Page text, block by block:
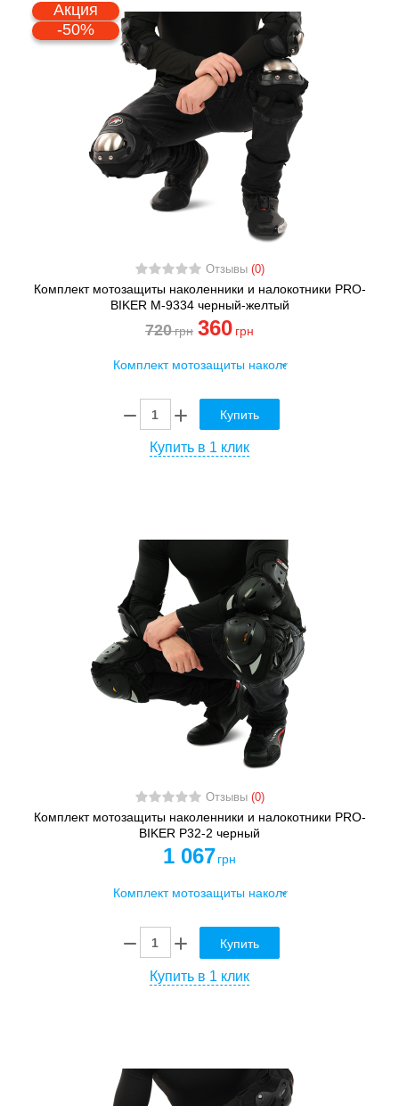
Акция
-50%
Отзывы (0)
Комплект мотозащиты наколенники и налокотники PRO-
BIKER M-9334 черный-желтый
720грн 360 грн
Купить
Купить в 1 клик
Отзывы (0)
Комплект мотозащиты наколенники и налокотники PRO-
BIKER P32-2 черный
1 067 грн
Купить
Купить в 1 клик